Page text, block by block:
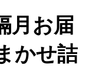
月お届
かせ詰